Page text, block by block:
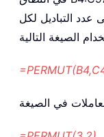
التباديل لكل